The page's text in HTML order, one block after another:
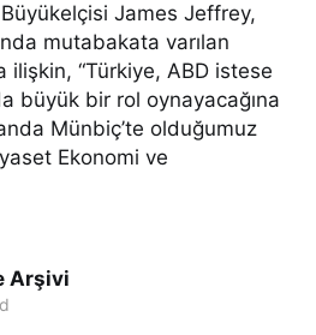
James Jeffrey,
mutabakata varılan
ilişkin, “Türkiye, ABD istese
büyük bir rol oynayacağına
Münbiç’te olduğumuz
Ekonomi ve
Arşivi